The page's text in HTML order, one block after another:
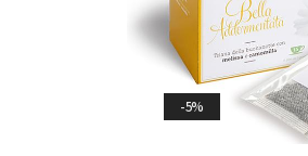
-5%